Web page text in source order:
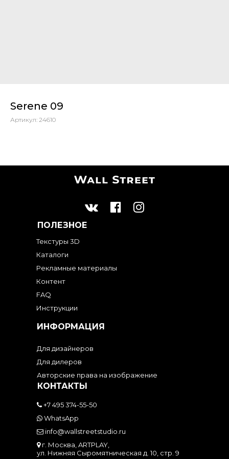
Serene 09
Артикул: 24610
ПОЛЕЗНОЕ
Текстуры 3D
Каталоги
Рекламные материалы
Контент
FAQ
Инструкции
ИНФОРМАЦИЯ
Для дизайнеров
Для дилеров
Авторские права на изображение
КОНТАКТЫ
+7 495 374-55-50
WhatsApp
info@wallstreetstudio.ru
г. Москва, ARTPLAY,
ул. Нижняя Сыромятническая д. 10, стр. 9